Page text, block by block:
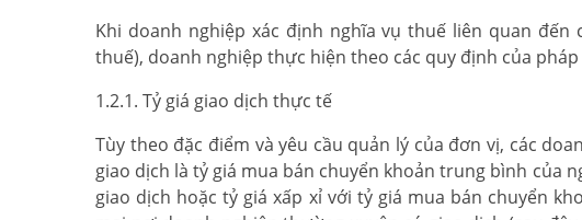
Khi doanh nghiệp xác định nghĩa vụ thuế liên quan
thuế), doanh nghiệp thực hiện theo các quy định của
1.2.1. Tỷ giá giao dịch thực tế
Tùy theo đặc điểm và yêu cầu quản lý của đơn vị, các
giao dịch là tỷ giá mua bán chuyển khoản trung bình của
giao dịch hoặc tỷ giá xấp xỉ với tỷ giá mua bán chuyển